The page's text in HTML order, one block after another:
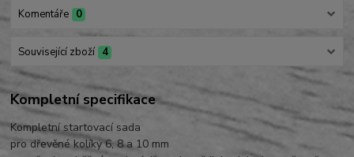
Komentáře 0
Související zboží 4
Kompletní specifikace
Kompletní startovací sada
pro dřevěné kolíky 6, 8 a 10 mm